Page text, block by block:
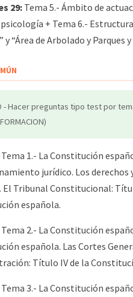
29: Tema 5.- Ámbito de
+ Tema 6.-
y “Área de Arbolado y Parques
- Hacer preguntas tipo test por
Tema 1.- La Constitución
jurídico. Los
El Tribunal Constitucional:
española.
Tema 2.- La Constitución
española. Las Cortes
Título IV de la
Tema 3.- La Constitución